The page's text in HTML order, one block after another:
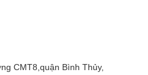
CMT8,quận Bình Thủy,